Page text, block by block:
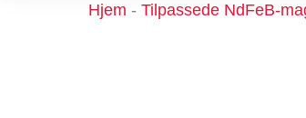
Hjem - Tilpassede NdFeB-